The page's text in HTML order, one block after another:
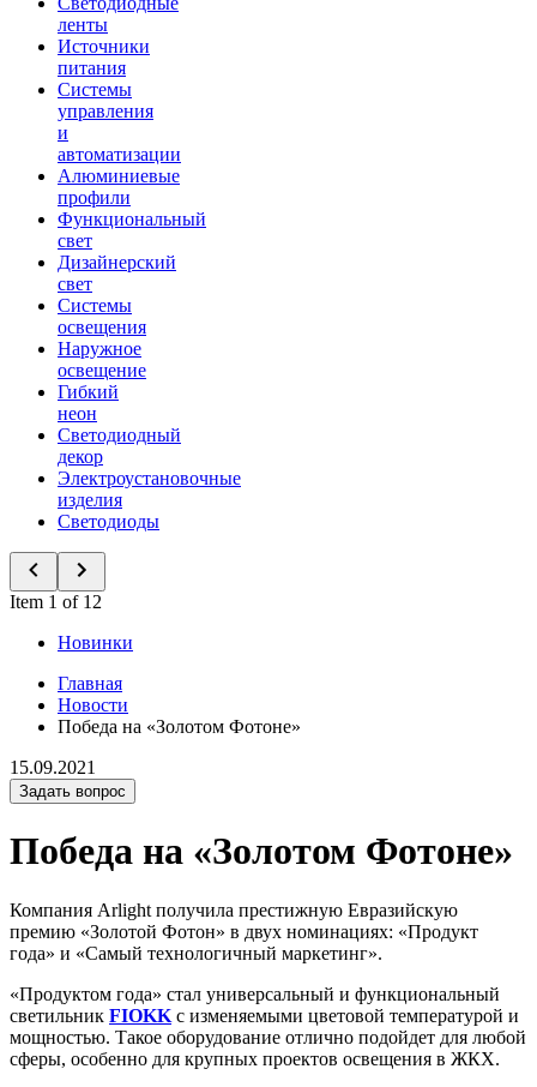
ленты
Источники
питания
Системы
управления
и
автоматизации
Алюминиевые
профили
Функциональный
свет
Дизайнерский
свет
Системы
освещения
Наружное
освещение
Гибкий
неон
Светодиодный
декор
Электроустановочные
изделия
Светодиоды
Item 1 of 12
Новинки
Главная
Новости
Победа на «Золотом Фотоне»
15.09.2021
Задать вопрос
Победа на «Золотом Фотоне»
Компания Arlight получила престижную Евразийскую
премию «Золотой Фотон» в двух номинациях: «Продукт
года» и «Самый технологичный маркетинг».
«Продуктом года» стал универсальный и функциональный
светильник FIOKK с изменяемыми цветовой температурой и
мощностью. Такое оборудование отлично подойдет для любой
сферы, особенно для крупных проектов освещения в ЖКХ.